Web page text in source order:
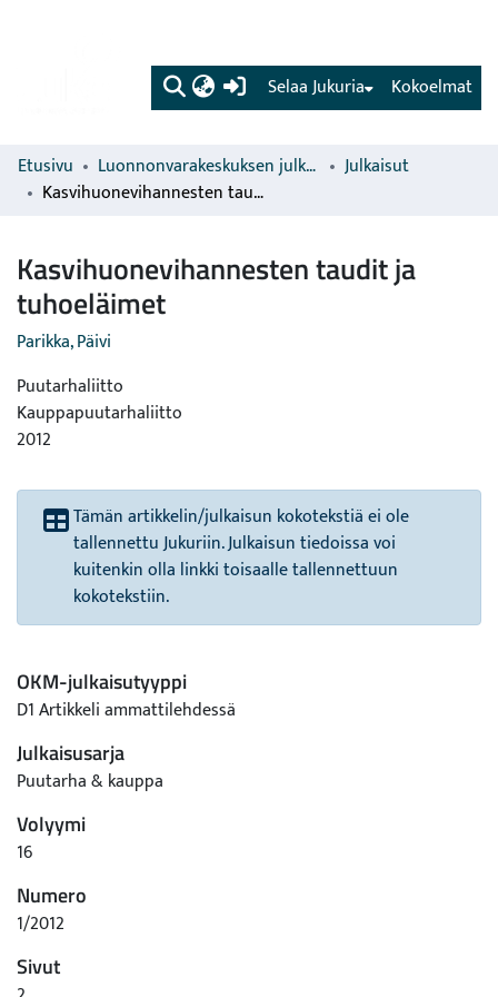
(current) Kokoelmat
Selaa Jukuria
Etusivu Luonnonvarakeskuksen julkaisut
Julkaisut
Kasvihuonevihannesten taudit ja tuhoeläimet
Kasvihuonevihannesten taudit ja
tuhoeläimet
Parikka, Päivi
Puutarhaliitto
Kauppapuutarhaliitto
2012
Tämän artikkelin/julkaisun kokotekstiä ei ole
tallennettu Jukuriin. Julkaisun tiedoissa voi
kuitenkin olla linkki toisaalle tallennettuun
kokotekstiin.
OKM-julkaisutyyppi
D1 Artikkeli ammattilehdessä
Julkaisusarja
Puutarha & kauppa
Volyymi
16
Numero
1/2012
Sivut